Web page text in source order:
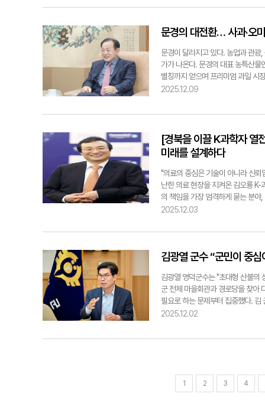
이 특징이다. 임 사장은 "좋은 재료
뜻한 성질)와 부추(찬 성질)는 궁합
매운탕은 얼큰하면서도 담백한 맛
다. ◆ 시식단 평가는? 경기도 출신
가락부터 제피 향이 확 올라오는데
처럼 국물에 자연스럽게 스며든 곳
정도"라며 "가시도 거의 없고, 사장
다. 그는 "냄비에 메기의 얼굴과 몸
서 처음에는 놀랐는데 먹다 보니 아
외국인 기준에서도 편하게 먹을 수
하긴 어렵지만, 집에서도 '대구식
가루, 제피가루, 소금 등 2. 메기 손
념 준비 : 된장·고춧가루·마늘·제피
mjs858@yeongnam.com
몰제가 적용되면서 '달창유원지'라
'영원한 유원지'로 자리잡고 있다.
조성으로 유가·현풍·구지 일대의
주변 자원을 감안하면 달창저수지
뿐 아니라 지역민의 여가 수요가 커
총 43억원을 투입, 대형 주차장
지를 따라 자연스럽게 이어지는 길
이 없어도 많은 주민이 이곳을 찾는
있다. 강승규기자
문경의 대전환… 사과·오
문경이 달라지고 있다. 농업과 관
가가 나온다. 문경의 대표 농특산물
별칭까지 얻으며 프리미엄 과일 시
상승했다. 주요 백화점 입점과
로운 중심지로 떠올랐다. 인근 문경
완공될 '옛 서울역사 관광열차 플랫
빵축제는 시민과 관광객이 몰리는
행사로 키워 소상공인·청년 창업가
사업'도 주목받고 있다. 이 거리는
거리명에 사용했다. 향후 닻별거리
티벌 등 다양한 행사와 결합, '사람
확장된다. 람사르습지 탐방, 지질
널 개설공사가 완료되면 문경새재
히 파크골프는 새로운 도시 이미
인이 참석해 성황을 이뤘다. 대회
다. 문경시는 읍·면 파크골프장 확
도시'로 도약하겠다는 목표를 세웠
연결되는 지속가능한 도시가 목표
2025.12.09
[경북을 이끌 K과학자 열
미래를 설계하다
"의료의 중심은 기술이 아니라 신
난한 의료 현장을 지켜온 김오룡 K-
의 책임을 가장 엄격하게 묻는 분야
고, 묵묵히 개척한 길은 한국 뇌종
급체계 구축, 지역 의사 양성 등 그
◆ 뇌종양 수술 1천800건… 한국 신
피하던 분야였다. 생명을 살리기 위
럼에도 그는 "가장 어려운 분야일
체득한 '어려운 자리일수록 먼저 서
그는 단 한 번도 뒷걸음하지 않았
장비와 기술 모두 선진국과 큰 격차
보호자가 "영남대로 가면 살릴 수
한국 뇌종양 연구 기반 구축 1990
2025.12.03
김광열 군수 “군민이 중
김광열 영덕군수는 "초대형 산불의
군 전체 마을회관과 경로당을 찾아
필요로 하는 문제부터 집중했다. 김
달성과 13년 만에 종합 청렴도 3등
김 군수는 "스포츠는 단순한 경기
성장 엔진 중 하나로 확고히 자리
2025.12.02
1 2 3 4